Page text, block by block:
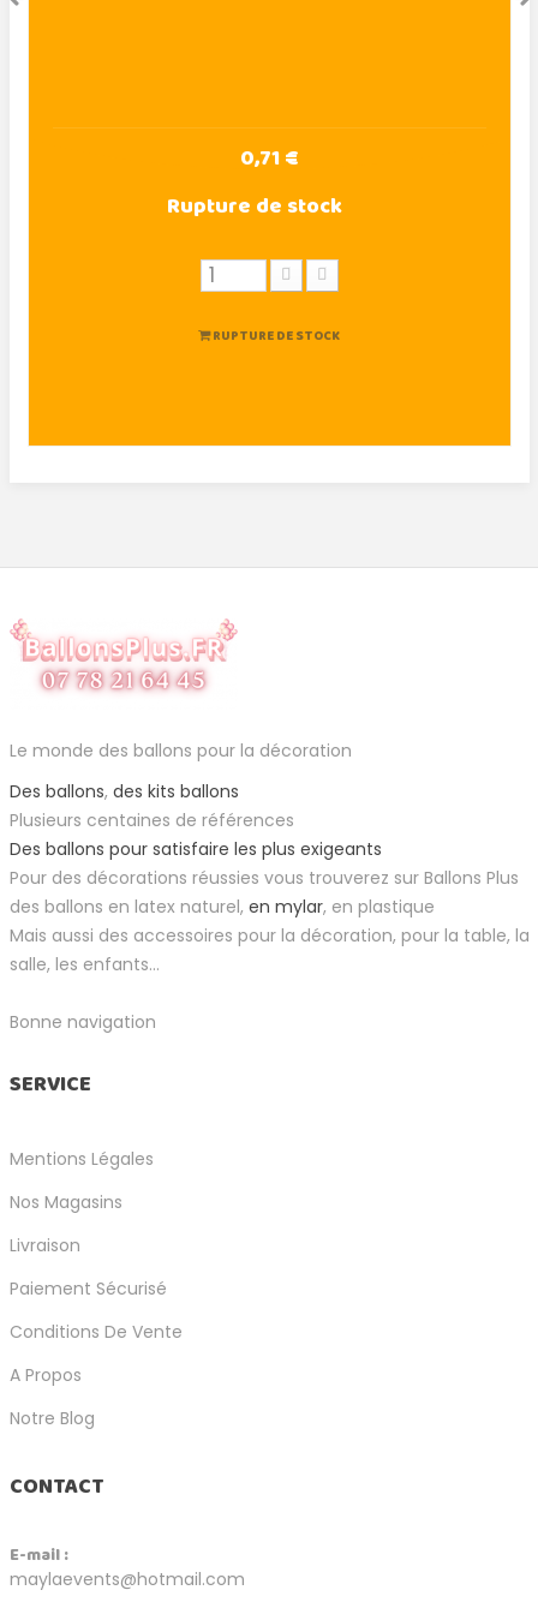
0,71 €
Rupture de stock
RUPTURE DE STOCK
Le monde des ballons pour la décoration
Des ballons, des kits ballons
Plusieurs centaines de références
Des ballons pour satisfaire les plus exigeants
Pour des décorations réussies vous trouverez sur Ballons Plus
des ballons en latex naturel, en mylar, en plastique
Mais aussi des accessoires pour la décoration, pour la table, la
salle, les enfants...
Bonne navigation
SERVICE
Mentions Légales
Nos Magasins
Livraison
Paiement Sécurisé
Conditions De Vente
A Propos
Notre Blog
CONTACT
E-mail :
maylaevents@hotmail.com